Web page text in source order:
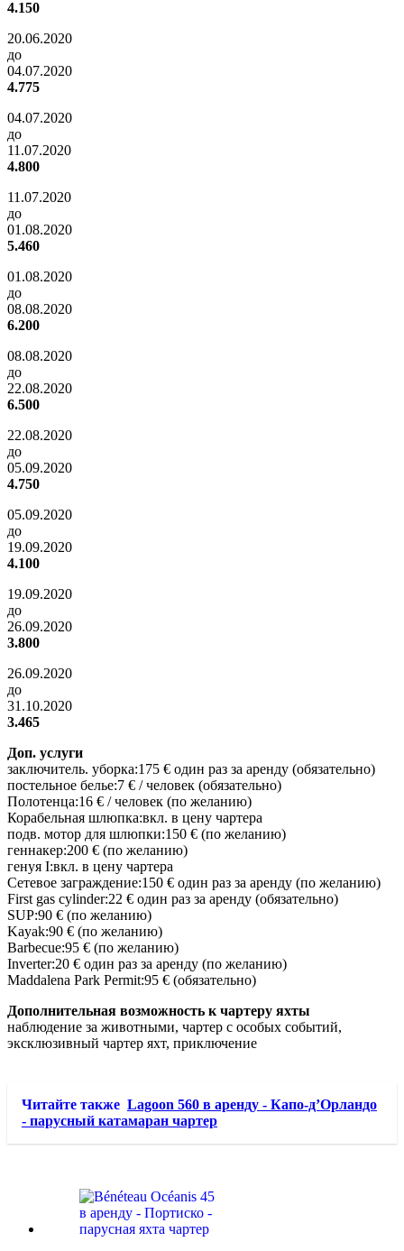
4.150
20.06.2020
до
04.07.2020
4.775
04.07.2020
до
11.07.2020
4.800
11.07.2020
до
01.08.2020
5.460
01.08.2020
до
08.08.2020
6.200
08.08.2020
до
22.08.2020
6.500
22.08.2020
до
05.09.2020
4.750
05.09.2020
до
19.09.2020
4.100
19.09.2020
до
26.09.2020
3.800
26.09.2020
до
31.10.2020
3.465
Доп. услуги
заключитель. уборка:175 € один раз за аренду (обязательно)
постельное белье:7 € / человек (обязательно)
Полотенца:16 € / человек (по желанию)
Корабельная шлюпка:вкл. в цену чартера
подв. мотор для шлюпки:150 € (по желанию)
геннакер:200 € (по желанию)
генуя I:вкл. в цену чартера
Сетевое заграждение:150 € один раз за аренду (по желанию)
First gas cylinder:22 € один раз за аренду (обязательно)
SUP:90 € (по желанию)
Kayak:90 € (по желанию)
Barbecue:95 € (по желанию)
Inverter:20 € один раз за аренду (по желанию)
Maddalena Park Permit:95 € (обязательно)
Дополнительная возможность к чартеру яхты
наблюдение за животными, чартер с особых событий,
эксклюзивный чартер яхт, приключение
Читайте также Lagoon 560 в аренду - Капо-д’Орландо
- парусный катамаран чартер